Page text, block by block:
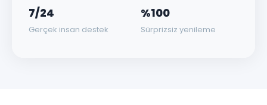
7/24
Gerçek insan destek
%100
Sürprizsiz yenileme